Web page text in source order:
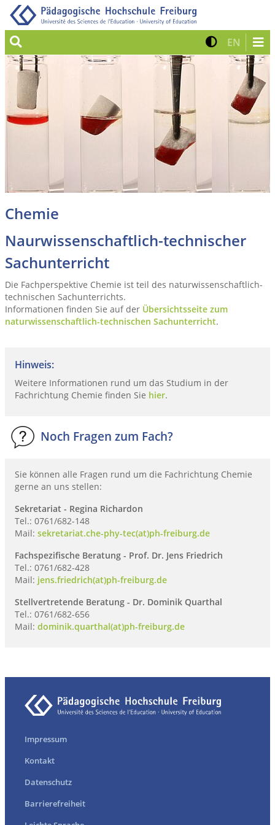
Suche Kontrast
EN Zur
Chemie
Naurwissenschaftlich-technischer
Sachunterricht
Die Fachperspektive Chemie ist teil des naturwissenschaftlich-
technischen Sachunterrichts.
Informationen finden Sie auf der Übersichtsseite zum
naturwissenschaftlich-technischen Sachunterricht.
Hinweis:
Weitere Informationen rund um das Studium in der
Fachrichtung Chemie finden Sie hier.
Noch Fragen zum Fach?
Sie können alle Fragen rund um die Fachrichtung Chemie
gerne an uns stellen:
Sekretariat - Regina Richardon
Tel.: 0761/682-148
Mail: sekretariat.che-phy-tec(at)ph-freiburg.de
Fachspezifische Beratung - Prof. Dr. Jens Friedrich
Tel.: 0761/682-428
Mail: jens.friedrich(at)ph-freiburg.de
Stellvertretende Beratung - Dr. Dominik Quarthal
Tel.: 0761/682-656
Mail: dominik.quarthal(at)ph-freiburg.de
Impressum
Kontakt
Datenschutz
Barrierefreiheit